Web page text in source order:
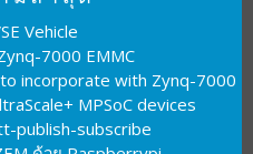
Vehicle
7000 EMMC
incorporate with Zynq-7000
MPSoC devices
publish-subscribe